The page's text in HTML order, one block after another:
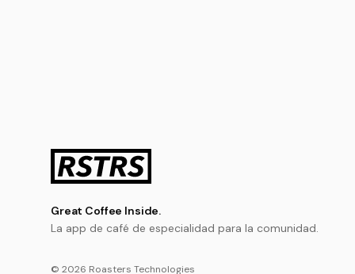
Great Coffee Inside.
La app de café de especialidad para la comunidad.
© 2026 Roasters Technologies